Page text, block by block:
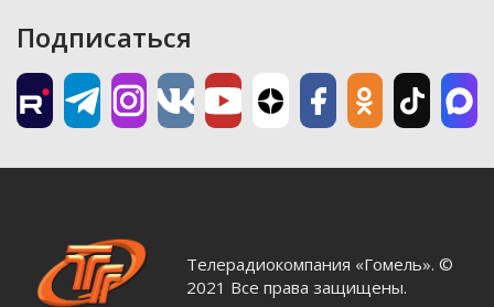
Подписаться
Телерадиокомпания «Гомель». ©
2021 Все права защищены.